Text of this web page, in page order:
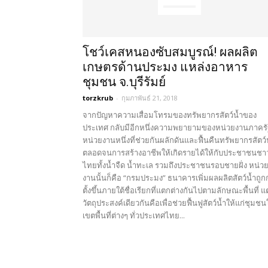
โชว์เคสหนองซับสมบูรณ์! ผลผลิต
เกษตรด้านประมง แหล่งอาหาร
ชุมชน จ.บุรีรัมย์
torzkrub - กุมภาพันธ์ 21, 2018
จากปัญหาความเสื่อมโทรมของทรัพยากรสัตว์น้ำของ
ประเทศ กลับมีอีกหนึ่งความพยายามของหน่วยงานภาค
หน่วยงานหนึ่งที่ช่วยกันผลักดันและฟื้นคืนทรัพยากรสัตว์
ตลอดจนการสร้างอาชีพให้เกิดรายได้ให้กับประชาชนชา
ไทยทั้งน้ำจืด น้ำทะเล รวมถึงประชาชนรอบชายฝั่ง หน่วย
งานนั้นก็คือ “กรมประมง” ธนาคารเพิ่มผลผลิตสัตว์น้ำถูก
ตั้งขึ้นภายใต้ชื่อเรียกที่แตกต่างกันไปตามลักษณะพื้นที่ แ
วัตถุประสงค์เดียวกันคือเพื่อช่วยฟื้นฟูสัตว์น้ำให้แก่ชุมชน
เขตพื้นที่ต่างๆ ทั่วประเทศไทย...